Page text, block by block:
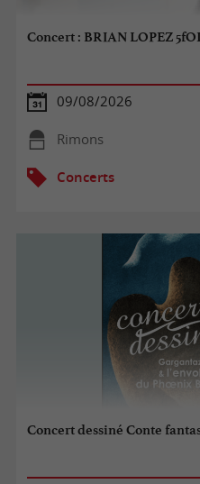
Concert : BRIAN LOPEZ
09/08/2026
Rimons
Concerts
Concert dessiné Conte